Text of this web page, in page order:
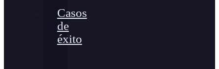
Casos
de
éxito